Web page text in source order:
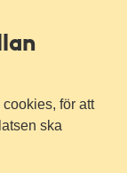
för att
ska